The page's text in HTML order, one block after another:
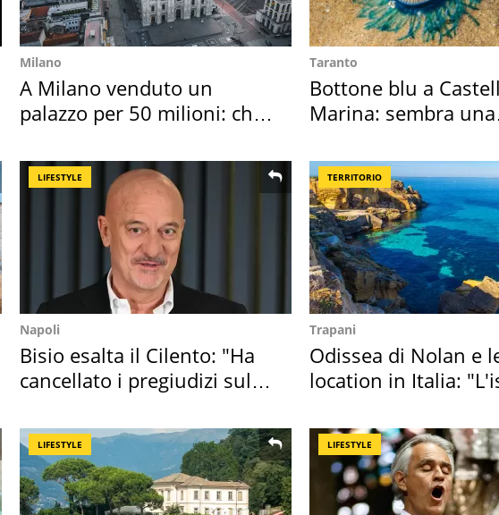
Milano
A Milano venduto un
palazzo per 50 milioni: chi
Taranto
Bottone blu a
Marina: sembra una
LIFESTYLE
Napoli
Bisio esalta il Cilento: "Ha
cancellato i pregiudizi sul
TERRITORIO
Trapani
Odissea di Nolan e
location in Italia:
LIFESTYLE LIFESTYLE